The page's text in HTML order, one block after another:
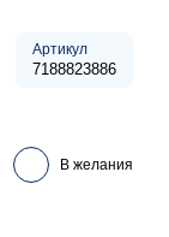
Артикул
7188823886
В желания